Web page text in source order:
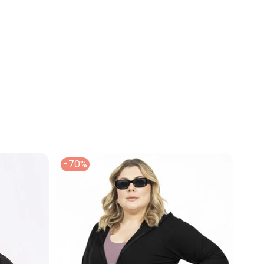
Bomber em Cirrê Preta Plus Size
-70%